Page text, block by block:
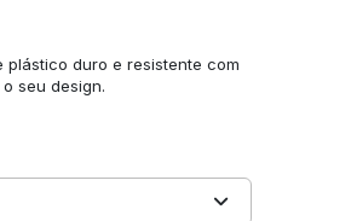
plástico duro e resistente com
seu design.